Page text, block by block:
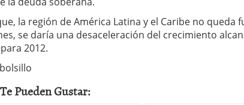
la región de América Latina y el Caribe no queda
se daría una desaceleración del crecimiento
2012.
Pueden Gustar: